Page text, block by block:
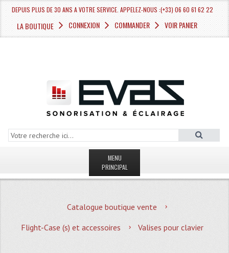
DEPUIS PLUS DE 30 ANS A VOTRE SERVICE. APPELEZ-NOUS :(+33) 06 60 61 62 22
LA BOUTIQUE CONNEXION COMMANDER VOIR PANIER
MENU
PRINCIPAL
MAGASIN
Quoi De Neuf?
Catalogue boutique vente
Flight-Case (s) et accessoires
Valises pour clavier